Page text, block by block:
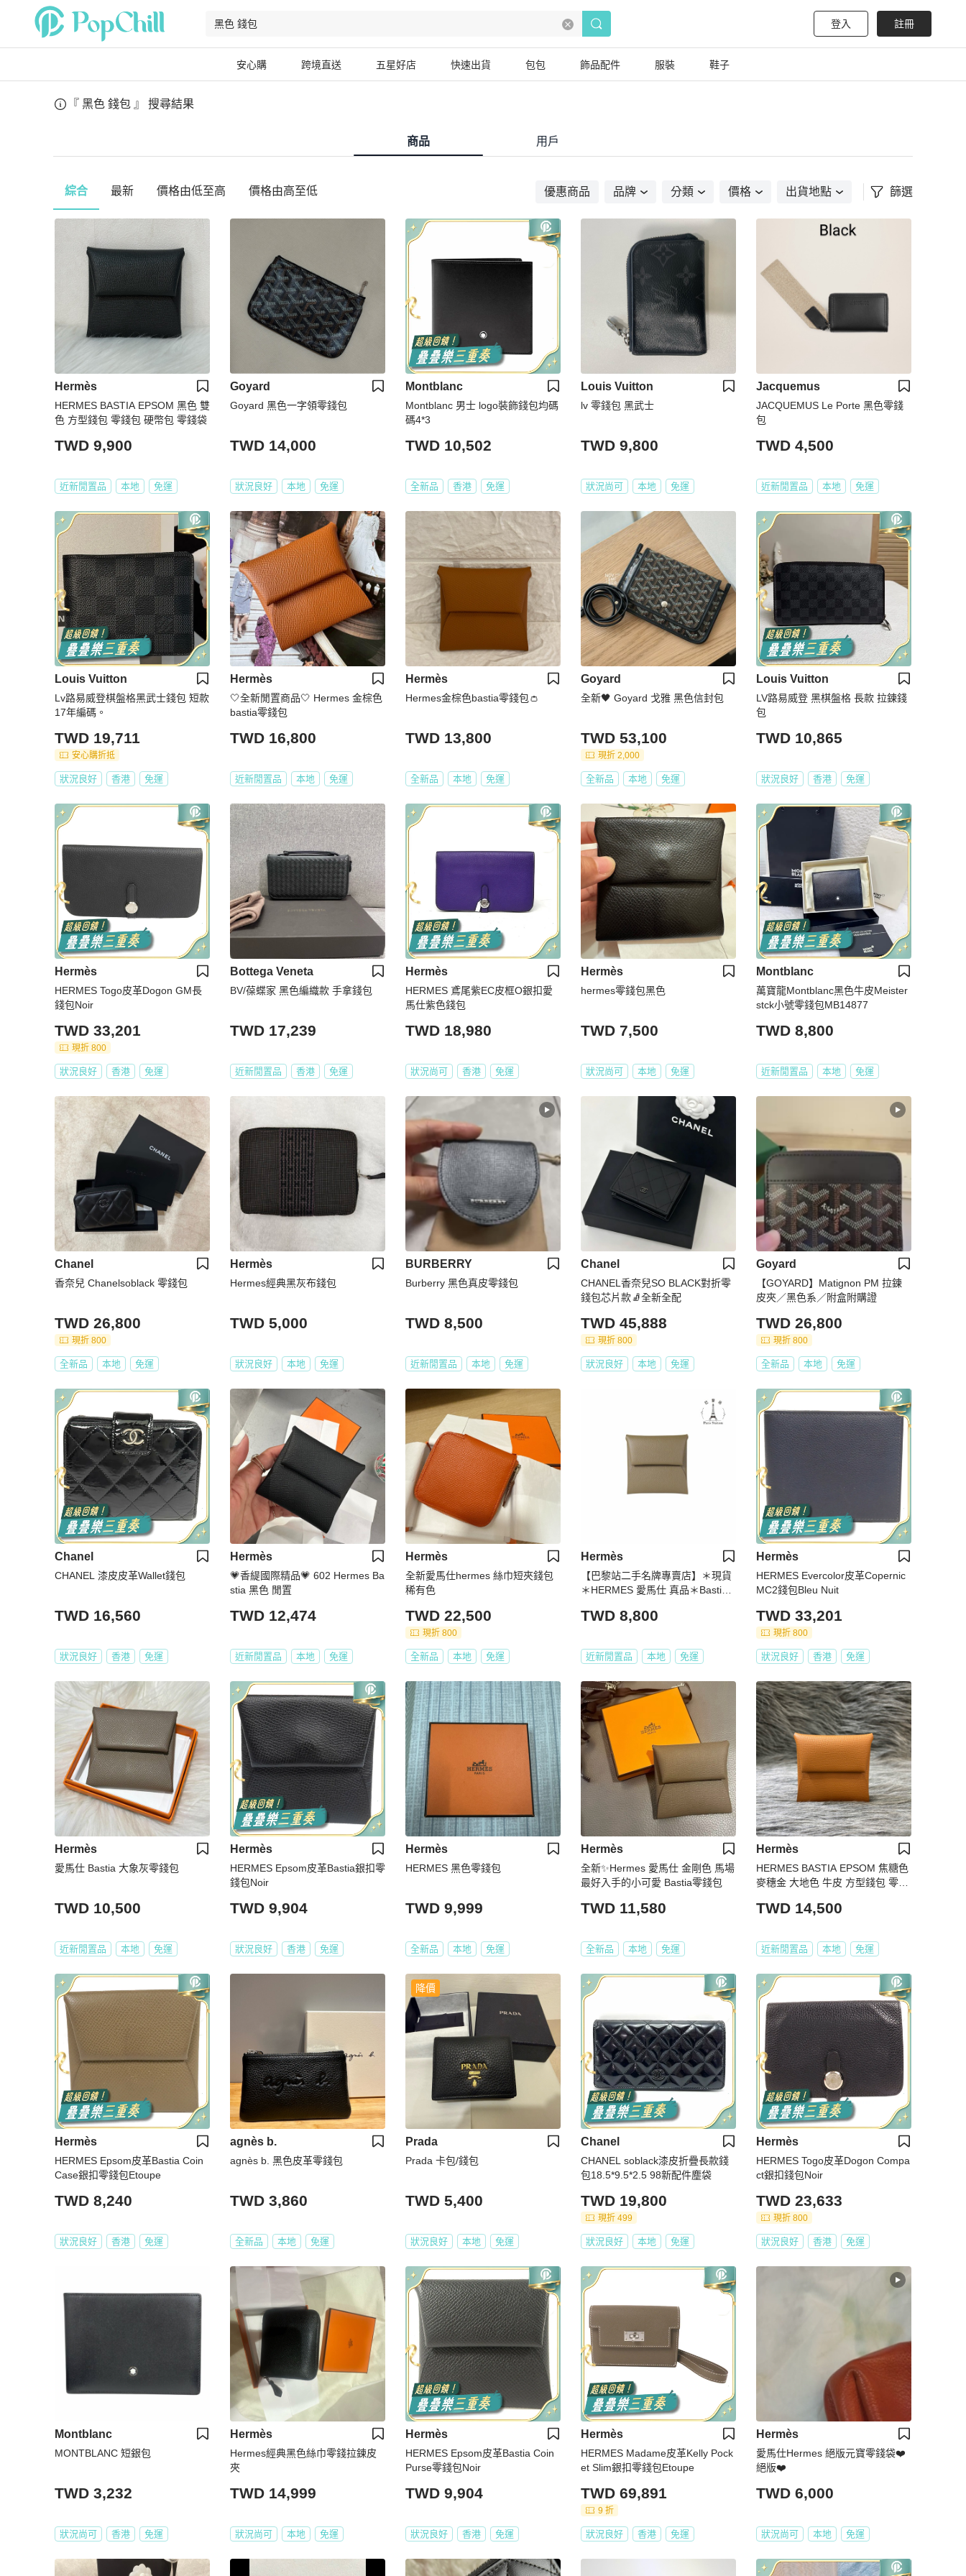
登入 註冊
安心購 跨境直送 五星好店 快速出貨 包包 飾品配件 服裝 鞋子
『 黑色 錢包 』 搜尋結果
商品 用戶
綜合 最新 價格由低至高 價格由高至低 優惠商品 品牌 分類 價格 出貨地點 篩選
Hermès
HERMES BASTIA EPSOM 黑色 雙
色 方型錢包 零錢包 硬幣包 零錢袋
TWD 9,900
近新閒置品 本地 免運
Goyard
Goyard 黑色一字領零錢包
TWD 14,000
狀況良好 本地 免運
Montblanc
Montblanc 男士 logo裝飾錢包均碼
碼4*3
TWD 10,502
全新品 香港 免運
Louis Vuitton
lv 零錢包 黑武士
TWD 9,800
狀況尚可 本地 免運
Jacquemus
JACQUEMUS Le Porte 黑色零錢
包
TWD 4,500
近新閒置品 本地 免運
Louis Vuitton
Lv路易威登棋盤格黑武士錢包 短款
17年編碼。
TWD 19,711
安心購折抵
狀況良好 香港 免運
Hermès
🤍全新閒置商品🤍 Hermes 金棕色
bastia零錢包
TWD 16,800
近新閒置品 本地 免運
Hermès
Hermes金棕色bastia零錢包👛
TWD 13,800
全新品 本地 免運
Goyard
全新🖤 Goyard 戈雅 黑色信封包
TWD 53,100
現折 2,000
全新品 本地 免運
Louis Vuitton
LV路易威登 黑棋盤格 長款 拉鍊錢
包
TWD 10,865
狀況良好 香港 免運
Hermès
HERMES Togo皮革Dogon GM長
錢包Noir
TWD 33,201
現折 800
狀況良好 香港 免運
Bottega Veneta
BV/葆蝶家 黑色編織款 手拿錢包
TWD 17,239
近新閒置品 香港 免運
Hermès
HERMES 鳶尾紫EC皮框O銀扣愛
馬仕紫色錢包
TWD 18,980
狀況尚可 香港 免運
Hermès
hermes零錢包黑色
TWD 7,500
狀況尚可 本地 免運
Montblanc
萬寶龍Montblanc黑色牛皮Meister
stck小號零錢包MB14877
TWD 8,800
近新閒置品 本地 免運
Chanel
香奈兒 Chanelsoblack 零錢包
TWD 26,800
現折 800
全新品 本地 免運
Hermès
Hermes經典黑灰布錢包
TWD 5,000
狀況良好 本地 免運
BURBERRY
Burberry 黑色真皮零錢包
TWD 8,500
近新閒置品 本地 免運
Chanel
CHANEL香奈兒SO BLACK對折零
錢包芯片款🧦全新全配
TWD 45,888
現折 800
狀況良好 本地 免運
Goyard
【GOYARD】Matignon PM 拉鍊
皮夾／黑色系／附盒附購證
TWD 26,800
現折 800
全新品 本地 免運
Chanel
CHANEL 漆皮皮革Wallet錢包
TWD 16,560
狀況良好 香港 免運
Hermès
💗香緹國際精品💗 602 Hermes Ba
stia 黑色 閒置
TWD 12,474
近新閒置品 本地 免運
Hermès
全新愛馬仕hermes 絲巾短夾錢包
稀有色
TWD 22,500
現折 800
全新品 本地 免運
Hermès
【巴黎站二手名牌專賣店】＊現貨
＊HERMES 愛馬仕 真品＊Bastia
零錢包
TWD 8,800
近新閒置品 本地 免運
Hermès
HERMES Evercolor皮革Copernic
MC2錢包Bleu Nuit
TWD 33,201
現折 800
狀況良好 香港 免運
Hermès
愛馬仕 Bastia 大象灰零錢包
TWD 10,500
近新閒置品 本地 免運
Hermès
HERMES Epsom皮革Bastia銀扣零
錢包Noir
TWD 9,904
狀況良好 香港 免運
Hermès
HERMES 黑色零錢包
TWD 9,999
全新品 本地 免運
Hermès
全新✨Hermes 愛馬仕 金剛色 馬場
最好入手的小可愛 Bastia零錢包
TWD 11,580
全新品 本地 免運
Hermès
HERMES BASTIA EPSOM 焦糖色
麥穗金 大地色 牛皮 方型錢包 零錢
TWD 14,500
近新閒置品 本地 免運
Hermès
HERMES Epsom皮革Bastia Coin
Case銀扣零錢包Etoupe
TWD 8,240
狀況良好 香港 免運
agnès b.
agnès b. 黑色皮革零錢包
TWD 3,860
全新品 本地 免運
降價
Prada
Prada 卡包/錢包
TWD 5,400
狀況良好 本地 免運
Chanel
CHANEL soblack漆皮折疊長款錢
包18.5*9.5*2.5 98新配件塵袋
TWD 19,800
現折 499
狀況良好 本地 免運
Hermès
HERMES Togo皮革Dogon Compa
ct銀扣錢包Noir
TWD 23,633
現折 800
狀況良好 香港 免運
Montblanc
MONTBLANC 短銀包
TWD 3,232
狀況尚可 香港 免運
Hermès
Hermes經典黑色絲巾零錢拉鍊皮
夾
TWD 14,999
狀況尚可 本地 免運
Hermès
HERMES Epsom皮革Bastia Coin
Purse零錢包Noir
TWD 9,904
狀況良好 香港 免運
Hermès
HERMES Madame皮革Kelly Pock
et Slim銀扣零錢包Etoupe
TWD 69,891
9 折
狀況良好 香港 免運
Hermès
愛馬仕Hermes 絕版元寶零錢袋❤️
絕版❤️
TWD 6,000
狀況尚可 本地 免運